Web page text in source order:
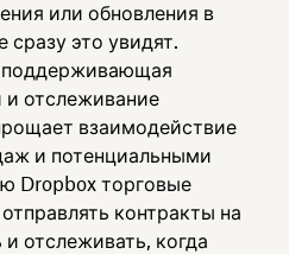
или обновления в
сразу это увидят.
поддерживающая
и отслеживание
взаимодействие
и потенциальными
Dropbox торговые
контракты на
отслеживать, когда